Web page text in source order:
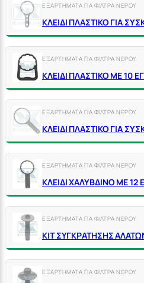
ΕΞΑΡΤΗΜΑΤΑ ΓΙΑ ΦΙΛΤΡΑ ΝΕΡΟΥ
ΕΞΑΡΤΗΜΑΤΑ ΓΙΑ ΦΙΛΤΡΑ ΝΕΡΟΥ
ΕΞΑΡΤΗΜΑΤΑ ΓΙΑ ΦΙΛΤΡΑ ΝΕΡΟΥ
ΕΞΑΡΤΗΜΑΤΑ ΓΙΑ ΦΙΛΤΡΑ ΝΕΡΟΥ
ΕΞΑΡΤΗΜΑΤΑ ΓΙΑ ΦΙΛΤΡΑ ΝΕΡΟΥ
ΕΞΑΡΤΗΜΑΤΑ ΓΙΑ ΦΙΛΤΡΑ ΝΕΡΟΥ